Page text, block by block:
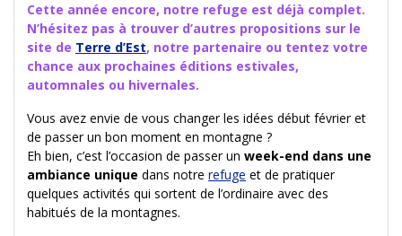
Cette année encore, notre refuge est déjà complet.
N’hésitez pas à trouver d’autres propositions sur le
site de Terre d’Est, notre partenaire ou tentez votre
chance aux prochaines éditions estivales,
automnales ou hivernales.
Vous avez envie de vous changer les idées début février et
de passer un bon moment en montagne ?
Eh bien, c’est l’occasion de passer un week-end dans une
ambiance unique dans notre refuge et de pratiquer
quelques activités qui sortent de l’ordinaire avec des
habitués de la montagnes.